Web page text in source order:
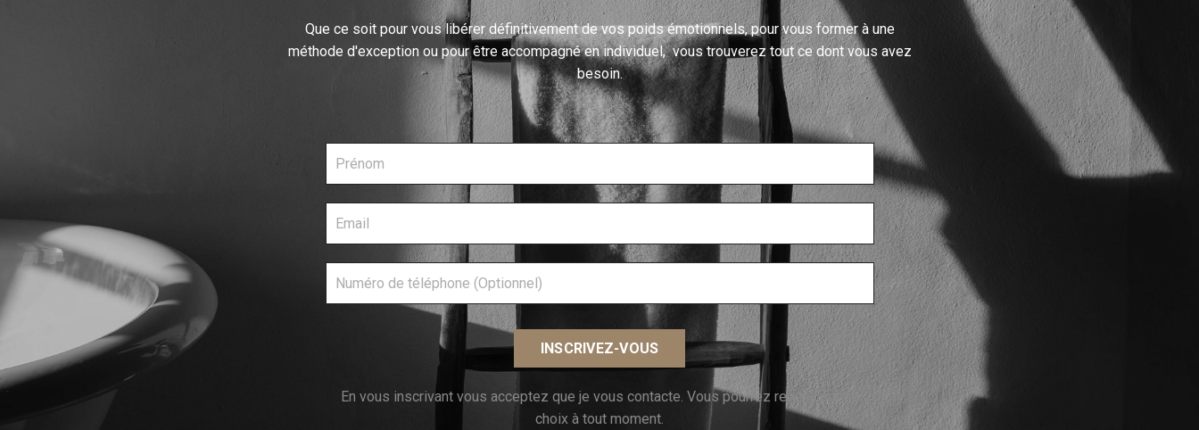
Que ce soit pour vous libérerdéfinitivement de vos poids émotionnels, pourvous formerà une
méthode d'exception ou pourêtre accompagnéen individuel, vous trouverez tout ce dont vous avez
besoin.
INSCRIVEZ-VOUS
En vous inscrivant vous acceptez que je vous contacte. Vous pourrez revenir sur ce
choix à tout moment.